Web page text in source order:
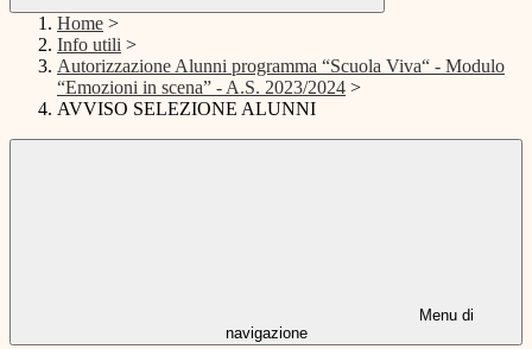
Home >
Info utili >
Autorizzazione Alunni programma “Scuola Viva“ - Modulo
“Emozioni in scena” - A.S. 2023/2024 >
AVVISO SELEZIONE ALUNNI
Menu di
navigazione